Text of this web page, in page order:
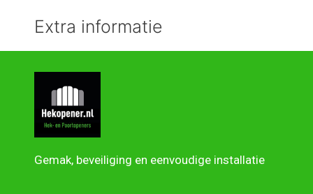
Extra informatie
Gemak, beveiliging en eenvoudige installatie